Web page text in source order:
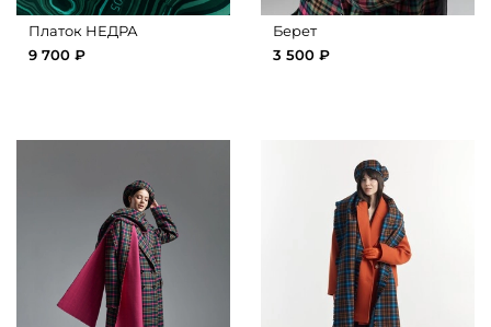
Платок НЕДРА
9 700 ₽
Берет
3 500 ₽